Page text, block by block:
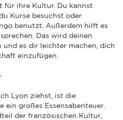
für ihre Kultur. Du kannst
Kurse besuchst oder
benutzt. Außerdem hilft es
Das wird deinen
und es dir leichter machen, dich
einzufügen.
Lyon ziehst, ist die
großes Essensabenteuer.
der französischen Kultur,